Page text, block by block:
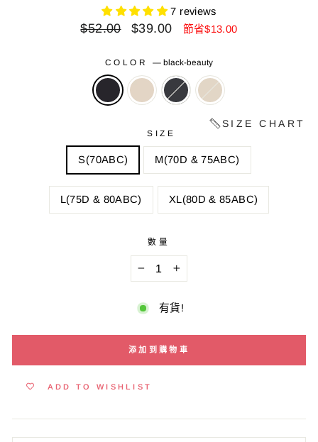
7 reviews
正
$52.00
減
價
格
$39.00 節省$13.00
COLOR—black-beauty
SIZE CHART
SIZE
S(70ABC) M(70D & 75ABC)
L(75D & 80ABC) XL(80D & 85ABC)
數量
有貨!
添加到購物車
ADD TO WISHLIST